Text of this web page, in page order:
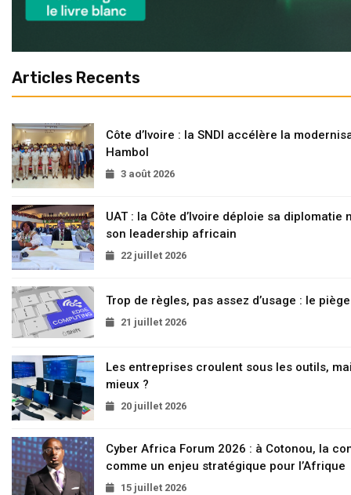
Articles Recents
Côte d’Ivoire : la SNDI accélère la
Hambol
3 août 2026
UAT : la Côte d’Ivoire déploie sa
son leadership africain
22 juillet 2026
Trop de règles, pas assez d’usage : le
21 juillet 2026
Les entreprises croulent sous les outils,
mieux ?
20 juillet 2026
Cyber Africa Forum 2026 : à Cotonou, la
comme un enjeu stratégique pour l’Afrique
15 juillet 2026